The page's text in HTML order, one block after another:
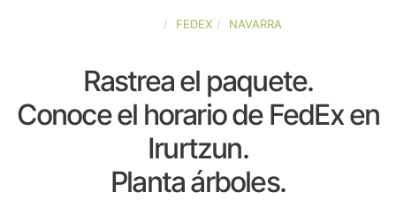
FEDEX NAVARRA
Rastrea el paquete.
Conoce el horario de FedEx en
Irurtzun.
Planta árboles.